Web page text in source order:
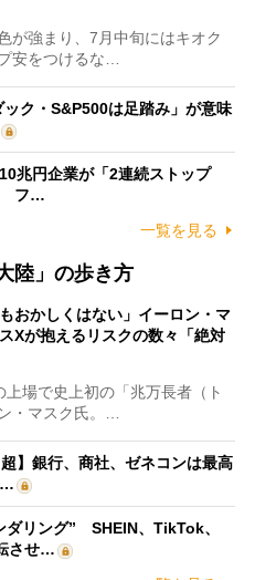
が強まり、7月中旬にはキオク
安をつけるな…
ック・S&P500は足踏み」が意味
兆円企業が「2連続ストップ
フ…
一覧を見る
陸」の歩き方
おかしくはない」イーロン・マ
Xが抱えるリスクの数々「絶対
場で史上初の「兆万長者（ト
・マスク氏。…
】銀行、商社、ゼネコンは最高
…
ダリング” SHEIN、TikTok、
させ…